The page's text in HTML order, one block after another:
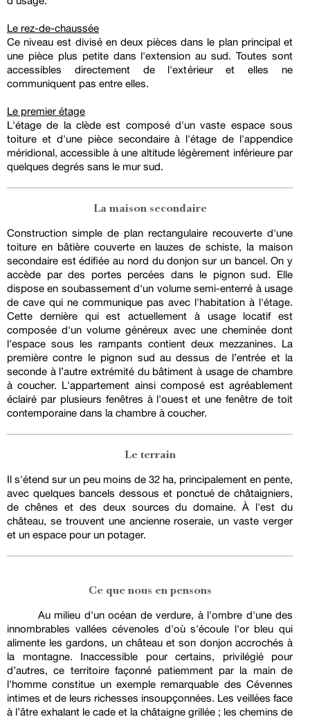
Le rez-de-chaussée
Ce niveau est divisé en deux pièces dans le plan principal et
une pièce plus petite dans l'extension au sud. Toutes sont
accessibles directement de l'extérieur et elles ne
communiquent pas entre elles.
Le premier étage
L'étage de la clède est composé d'un vaste espace sous
toiture et d'une pièce secondaire à l'étage de l'appendice
méridional, accessible à une altitude légèrement inférieure par
quelques degrés sans le mur sud.
La maison secondaire
Construction simple de plan rectangulaire recouverte d'une
toiture en bâtière couverte en lauzes de schiste, la maison
secondaire est édifiée au nord du donjon sur un bancel. On y
accède par des portes percées dans le pignon sud. Elle
dispose en soubassement d'un volume semi-enterré à usage
de cave qui ne communique pas avec l'habitation à l'étage.
Cette dernière qui est actuellement à usage locatif est
composée d'un volume généreux avec une cheminée dont
l'espace sous les rampants contient deux mezzanines. La
première contre le pignon sud au dessus de l’entrée et la
seconde à l’autre extrémité du bâtiment à usage de chambre
à coucher. L'appartement ainsi composé est agréablement
éclairé par plusieurs fenêtres à l'ouest et une fenêtre de toit
contemporaine dans la chambre à coucher.
Le terrain
Il s'étend sur un peu moins de 32 ha, principalement en pente,
avec quelques bancels dessous et ponctué de châtaigniers,
de chênes et des deux sources du domaine. À l'est du
château, se trouvent une ancienne roseraie, un vaste verger
et un espace pour un potager.
Ce que nous en pensons
Au milieu d'un océan de verdure, à l'ombre d'une des
innombrables vallées cévenoles d'où s'écoule l'or bleu qui
alimente les gardons, un château et son donjon accrochés à
la montagne. Inaccessible pour certains, privilégié pour
d’autres, ce territoire façonné patiemment par la main de
l'homme constitue un exemple remarquable des Cévennes
intimes et de leurs richesses insoupçonnées. Les veillées face
à l’âtre exhalant le cade et la châtaigne grillée ; les chemins de